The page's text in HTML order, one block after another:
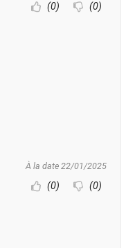
(0) (0)
À la date 22/01/2025
(0) (0)